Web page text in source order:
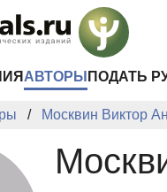
АВТОРЫ ПОДАТЬ
Москвин Виктор